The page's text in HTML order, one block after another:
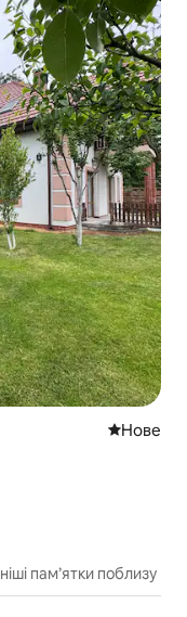
Нове
Нове
пам’ятки поблизу